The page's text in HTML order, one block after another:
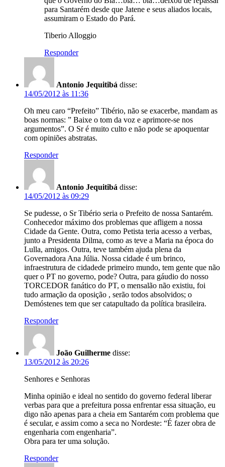
para Santarém desde que Jatene e seus aliados locais,
assumiram o Estado do Pará.
Tiberio Alloggio
Responder
Antonio Jequitibá disse:
14/05/2012 às 11:36
Oh meu caro “Prefeito” Tibério, não se exacerbe, mandam as
boas normas: ” Baixe o tom da voz e aprimore-se nos
argumentos”. O Sr é muito culto e não pode se apoquentar
com opiniões abstratas.
Responder
Antonio Jequitibá disse:
14/05/2012 às 09:29
Se pudesse, o Sr Tibério seria o Prefeito de nossa Santarém.
Conhecedor máximo dos problemas que afligem a nossa
Cidade da Gente. Outra, como Petista teria acesso a verbas,
junto a Presidenta Dilma, como as teve a Maria na época do
Lulla, amigos. Outra, teve também ajuda plena da
Governadora Ana Júlia. Nossa cidade é um brinco,
infraestrutura de cidadede primeiro mundo, tem gente que não
quer o PT no governo, pode? Outra, para gáudio do nosso
TORCEDOR fanático do PT, o mensalão não existiu, foi
tudo armação da oposição , serão todos absolvidos; o
Demóstenes tem que ser catapultado da política brasileira.
Responder
João Guilherme disse:
13/05/2012 às 20:26
Senhores e Senhoras
Minha opinião e ideal no sentido do governo federal liberar
verbas para que a prefeitura possa enfrentar essa situação, eu
digo não apenas para a cheia em Santarém com problema que
é secular, e assim como a seca no Nordeste: “É fazer obra de
engenharia com engenharia”.
Obra para ter uma solução.
Responder